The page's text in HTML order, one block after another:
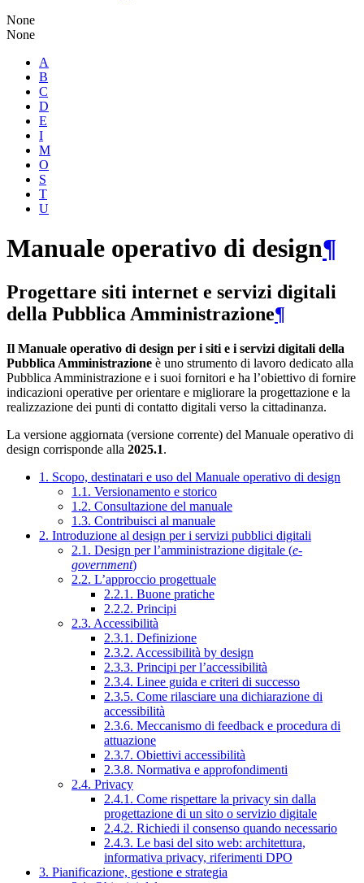
None
None
A
B
C
D
E
I
M
O
S
T
U
Manuale operativo di design¶
Progettare siti internet e servizi digitali
della Pubblica Amministrazione¶
Il Manuale operativo di design per i siti e i servizi digitali della
Pubblica Amministrazione è uno strumento di lavoro dedicato alla
Pubblica Amministrazione e i suoi fornitori e ha l’obiettivo di fornire
indicazioni operative per orientare e migliorare la progettazione e la
realizzazione dei punti di contatto digitali verso la cittadinanza.
La versione aggiornata (versione corrente) del Manuale operativo di
design corrisponde alla 2025.1.
1. Scopo, destinatari e uso del Manuale operativo di design
1.1. Versionamento e storico
1.2. Consultazione del manuale
1.3. Contribuisci al manuale
2. Introduzione al design per i servizi pubblici digitali
2.1. Design per l’amministrazione digitale (e-
government)
2.2. L’approccio progettuale
2.2.1. Buone pratiche
2.2.2. Principi
2.3. Accessibilità
2.3.1. Definizione
2.3.2. Accessibilità by design
2.3.3. Principi per l’accessibilità
2.3.4. Linee guida e criteri di successo
2.3.5. Come rilasciare una dichiarazione di
accessibilità
2.3.6. Meccanismo di feedback e procedura di
attuazione
2.3.7. Obiettivi accessibilità
2.3.8. Normativa e approfondimenti
2.4. Privacy
2.4.1. Come rispettare la privacy sin dalla
progettazione di un sito o servizio digitale
2.4.2. Richiedi il consenso quando necessario
2.4.3. Le basi del sito web: architettura,
informativa privacy, riferimenti DPO
3. Pianificazione, gestione e strategia